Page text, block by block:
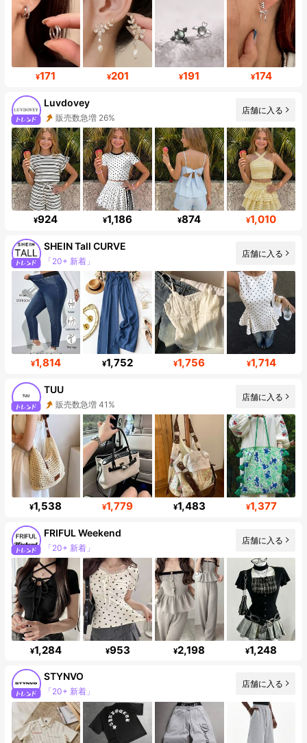
¥171 ¥201 ¥191 ¥174
Luvdovey
フォロワー数急増 47%
店舗に入る
¥924 ¥1,186 ¥874 ¥1,010
SHEIN Tall CURVE
フォロワー 195K
店舗に入る
¥1,814 ¥1,752 ¥1,756 ¥1,714
TUU
フォロワー数急増 70%
店舗に入る
¥1,538 ¥1,779 ¥1,483 ¥1,377
FRIFUL Weekend
フォロワー 342K
店舗に入る
¥1,284 ¥953 ¥2,198 ¥1,248
STYNVO
フォロワー 45K
店舗に入る